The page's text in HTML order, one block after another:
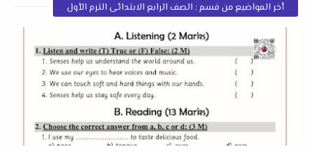
أخر المواضيع من قسم : الصف الرابع الابتدائى الترم الأول